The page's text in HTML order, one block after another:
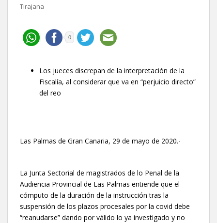
Tirajana
0
Los jueces discrepan de la interpretación de la
Fiscalía, al considerar que va en “perjuicio directo”
del reo
Las Palmas de Gran Canaria, 29 de mayo de 2020.-
La Junta Sectorial de magistrados de lo Penal de la
Audiencia Provincial de Las Palmas entiende que el
cómputo de la duración de la instrucción tras la
suspensión de los plazos procesales por la covid debe
“reanudarse” dando por válido lo ya investigado y no